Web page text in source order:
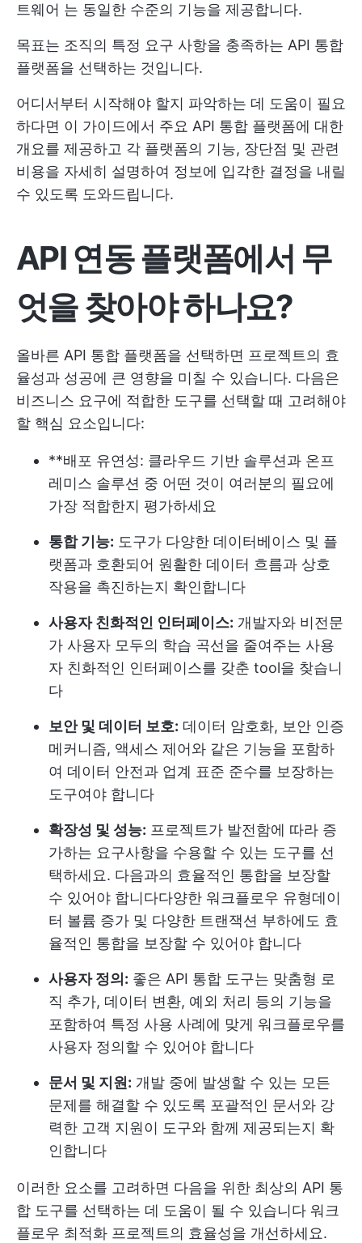
트웨어 는 동일한 수준의 기능을 제공합니다.
목표는 조직의 특정 요구 사항을 충족하는 API 통합
플랫폼을 선택하는 것입니다.
어디서부터 시작해야 할지 파악하는 데 도움이 필요
하다면 이 가이드에서 주요 API 통합 플랫폼에 대한
개요를 제공하고 각 플랫폼의 기능, 장단점 및 관련
비용을 자세히 설명하여 정보에 입각한 결정을 내릴
수 있도록 도와드립니다.
API 연동 플랫폼에서 무
엇을 찾아야 하나요?
올바른 API 통합 플랫폼을 선택하면 프로젝트의 효
율성과 성공에 큰 영향을 미칠 수 있습니다. 다음은
비즈니스 요구에 적합한 도구를 선택할 때 고려해야
할 핵심 요소입니다:
**배포 유연성: 클라우드 기반 솔루션과 온프
레미스 솔루션 중 어떤 것이 여러분의 필요에
가장 적합한지 평가하세요
통합 기능: 도구가 다양한 데이터베이스 및 플
랫폼과 호환되어 원활한 데이터 흐름과 상호
작용을 촉진하는지 확인합니다
사용자 친화적인 인터페이스: 개발자와 비전문
가 사용자 모두의 학습 곡선을 줄여주는 사용
자 친화적인 인터페이스를 갖춘 tool을 찾습니
다
보안 및 데이터 보호: 데이터 암호화, 보안 인증
메커니즘, 액세스 제어와 같은 기능을 포함하
여 데이터 안전과 업계 표준 준수를 보장하는
도구여야 합니다
확장성 및 성능: 프로젝트가 발전함에 따라 증
가하는 요구사항을 수용할 수 있는 도구를 선
택하세요. 다음과의 효율적인 통합을 보장할
수 있어야 합니다다양한 워크플로우 유형데이
터 볼륨 증가 및 다양한 트랜잭션 부하에도 효
율적인 통합을 보장할 수 있어야 합니다
사용자 정의: 좋은 API 통합 도구는 맞춤형 로
직 추가, 데이터 변환, 예외 처리 등의 기능을
포함하여 특정 사용 사례에 맞게 워크플로우를
사용자 정의할 수 있어야 합니다
문서 및 지원: 개발 중에 발생할 수 있는 모든
문제를 해결할 수 있도록 포괄적인 문서와 강
력한 고객 지원이 도구와 함께 제공되는지 확
인합니다
이러한 요소를 고려하면 다음을 위한 최상의 API 통
합 도구를 선택하는 데 도움이 될 수 있습니다 워크
플로우 최적화 프로젝트의 효율성을 개선하세요.